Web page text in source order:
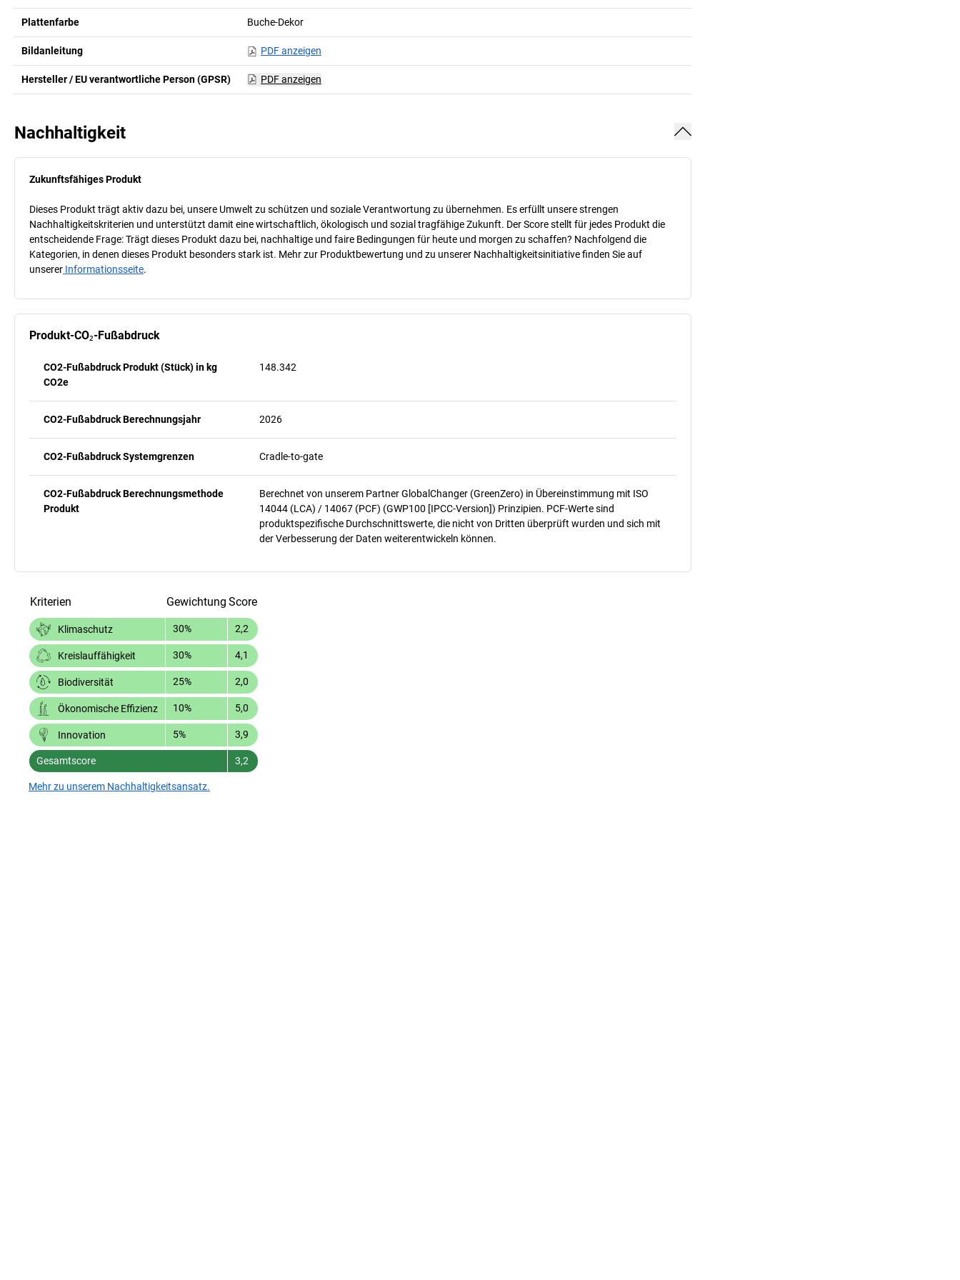
Plattenfarbe Buche-Dekor
Bildanleitung PDF anzeigen
Hersteller / EU verantwortliche Person (GPSR) PDF anzeigen
Nachhaltigkeit
Zukunftsfähiges Produkt
Dieses Produkt trägt aktiv dazu bei, unsere Umwelt zu schützen und soziale Verantwortung zu übernehmen. Es erfüllt unsere strengen
Nachhaltigkeitskriterien und unterstützt damit eine wirtschaftlich, ökologisch und sozial tragfähige Zukunft. Der Score stellt für jedes Produkt die
entscheidende Frage: Trägt dieses Produkt dazu bei, nachhaltige und faire Bedingungen für heute und morgen zu schaffen? Nachfolgend die
Kategorien, in denen dieses Produkt besonders stark ist. Mehr zur Produktbewertung und zu unserer Nachhaltigkeitsinitiative finden Sie auf
unserer Informationsseite.
Produkt-CO₂-Fußabdruck
CO2-Fußabdruck Produkt (Stück) in kg
CO2e
148.342
CO2-Fußabdruck Berechnungsjahr 2026
CO2-Fußabdruck Systemgrenzen Cradle-to-gate
CO2-Fußabdruck Berechnungsmethode
Produkt
Berechnet von unserem Partner GlobalChanger (GreenZero) in Übereinstimmung mit ISO
14044 (LCA) / 14067 (PCF) (GWP100 [IPCC-Version]) Prinzipien. PCF-Werte sind
produktspezifische Durchschnittswerte, die nicht von Dritten überprüft wurden und sich mit
der Verbesserung der Daten weiterentwickeln können.
Kriterien Gewichtung Score
Klimaschutz 30% 2,2
Kreislauffähigkeit 30% 4,1
Biodiversität 25% 2,0
Ökonomische Effizienz 10% 5,0
Innovation 5% 3,9
Gesamtscore 3,2
Mehr zu unserem Nachhaltigkeitsansatz.